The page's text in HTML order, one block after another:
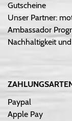
Gutscheine
Unser Partner:
Ambassador
Nachhaltigkeit
Paypal
Apple Pay